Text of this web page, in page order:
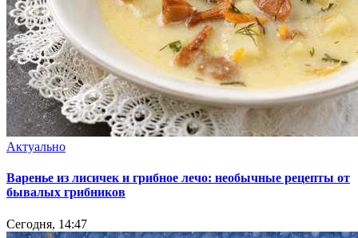
Актуально
Варенье из лисичек и грибное лечо: необычные рецепты от
бывалых грибников
Сегодня, 14:47